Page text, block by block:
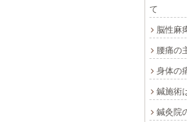
て
脳性麻
腰痛の
身体の
鍼施術
鍼灸院